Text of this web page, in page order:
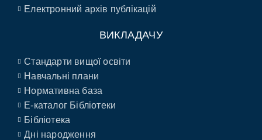
Електронний архів публікацій
ВИКЛАДАЧУ
Стандарти вищої освіти
Навчальні плани
Нормативна база
E-каталог Бібліотеки
Бібліотека
Дні народження